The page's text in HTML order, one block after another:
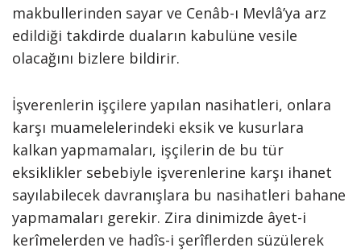
makbullerinden sayar ve Cenâb-ı Mevlâ’ya arz
edildiği takdirde duaların kabulüne vesile
olacağını bizlere bildirir.
İşverenlerin işçilere yapılan nasihatleri, onlara
karşı muamelelerindeki eksik ve kusurlara
kalkan yapmamaları, işçilerin de bu tür
eksiklikler sebebiyle işverenlerine karşı ihanet
sayılabilecek davranışlara bu nasihatleri bahane
yapmamaları gerekir. Zira dinimizde âyet-i
kerîmelerden ve hadîs-i şerîflerden süzülerek